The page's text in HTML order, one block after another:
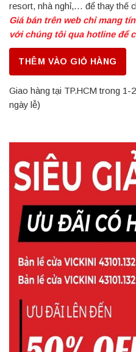
resort, nhà nghỉ,… để thay thế
Giá bán trên web chỉ mang
với chúng tôi qua hotline để
THÊM VÀO GIỎ HÀNG
Giao hàng tại TP.HCM trong 1-
ngày lễ)